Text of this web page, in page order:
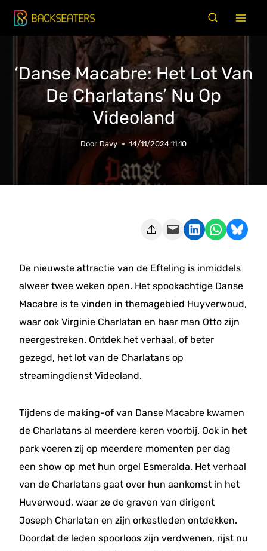
Doorgaan
naar
‘Danse Macabre: Het Lot Van
De Charlatans’ Nu Op
Videoland
Door Davy 14/11/2024 11:10
Deze pagina e-mailen Delen op LinkedIn Delen via WhatsApp Share on Bluesky
De nieuwste attractie van de Efteling is inmiddels
alweer twee weken open. Het spookachtige Danse
Macabre is te vinden in themagebied Huyverwoud,
waar ook Virginie Charlatan en haar man Otto zijn
neergestreken. Ontdek het verhaal, of beter
gezegd, het lot van de Charlatans op
streamingdienst Videoland.
Tijdens de making-of van Danse Macabre kwamen
de Charlatans al meerdere keren voorbij. Ook in het
park voeren zij op meerdere momenten per dag
een show op met hun orgel Esmeralda. Het verhaal
van de Charlatans gaat over hun aankomst in het
Huverwoud, waar ze de graven van dirigent
Joseph Charlatan en zijn orkestleden ontdekken.
Doordat de leden spoorloos zijn verdwenen, rijst nu